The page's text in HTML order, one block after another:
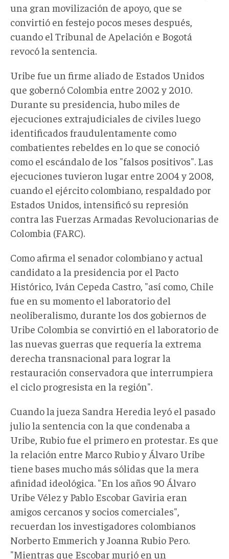
una gran movilización de apoyo, que se
convirtió en festejo pocos meses después,
cuando el Tribunal de Apelación e Bogotá
revocó la sentencia.
Uribe fue un firme aliado de Estados Unidos
que gobernó Colombia entre 2002 y 2010.
Durante su presidencia, hubo miles de
ejecuciones extrajudiciales de civiles luego
identificados fraudulentamente como
combatientes rebeldes en lo que se conoció
como el escándalo de los "falsos positivos". Las
ejecuciones tuvieron lugar entre 2004 y 2008,
cuando el ejército colombiano, respaldado por
Estados Unidos, intensificó su represión
contra las Fuerzas Armadas Revolucionarias de
Colombia (FARC).
Como afirma el senador colombiano y actual
candidato a la presidencia por el Pacto
Histórico, Iván Cepeda Castro, "así como, Chile
fue en su momento el laboratorio del
neoliberalismo, durante los dos gobiernos de
Uribe Colombia se convirtió en el laboratorio de
las nuevas guerras que requería la extrema
derecha transnacional para lograr la
restauración conservadora que interrumpiera
el ciclo progresista en la región".
Cuando la jueza Sandra Heredia leyó el pasado
julio la sentencia con la que condenaba a
Uribe, Rubio fue el primero en protestar. Es que
la relación entre Marco Rubio y Álvaro Uribe
tiene bases mucho más sólidas que la mera
afinidad ideológica. "En los años 90 Álvaro
Uribe Vélez y Pablo Escobar Gaviria eran
amigos cercanos y socios comerciales",
recuerdan los investigadores colombianos
Norberto Emmerich y Joanna Rubio Pero.
"Mientras que Escobar murió en un